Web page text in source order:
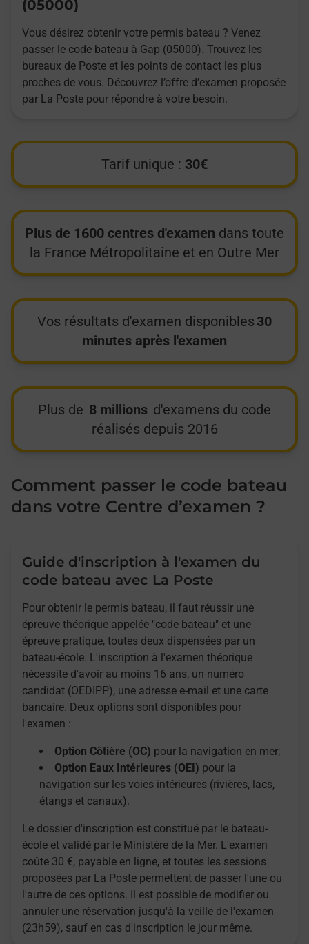
(05000)
Vous désirez obtenir votre permis bateau ? Venez
passer le code bateau à Gap (05000). Trouvez les
bureaux de Poste et les points de contact les plus
proches de vous. Découvrez l’offre d’examen proposée
par La Poste pour répondre à votre besoin.
Tarif unique : 30€
Plus de 1600 centres d'examen dans toute
la France Métropolitaine et en Outre Mer
Vos résultats d'examen disponibles 30
minutes après l'examen
Plus de 8 millions d'examens du code
réalisés depuis 2016
Comment passer le code bateau
dans votre Centre d’examen ?
Guide d'inscription à l'examen du
code bateau avec La Poste
Pour obtenir le permis bateau, il faut réussir une
épreuve théorique appelée "code bateau" et une
épreuve pratique, toutes deux dispensées par un
bateau-école. L'inscription à l'examen théorique
nécessite d'avoir au moins 16 ans, un numéro
candidat (OEDIPP), une adresse e-mail et une carte
bancaire. Deux options sont disponibles pour
l'examen :
Option Côtière (OC) pour la navigation en mer;
Option Eaux Intérieures (OEI) pour la
navigation sur les voies intérieures (rivières, lacs,
étangs et canaux).
Le dossier d'inscription est constitué par le bateau-
école et validé par le Ministère de la Mer. L'examen
coûte 30 €, payable en ligne, et toutes les sessions
proposées par La Poste permettent de passer l'une ou
l'autre de ces options. Il est possible de modifier ou
annuler une réservation jusqu'à la veille de l'examen
(23h59), sauf en cas d'inscription le jour même.